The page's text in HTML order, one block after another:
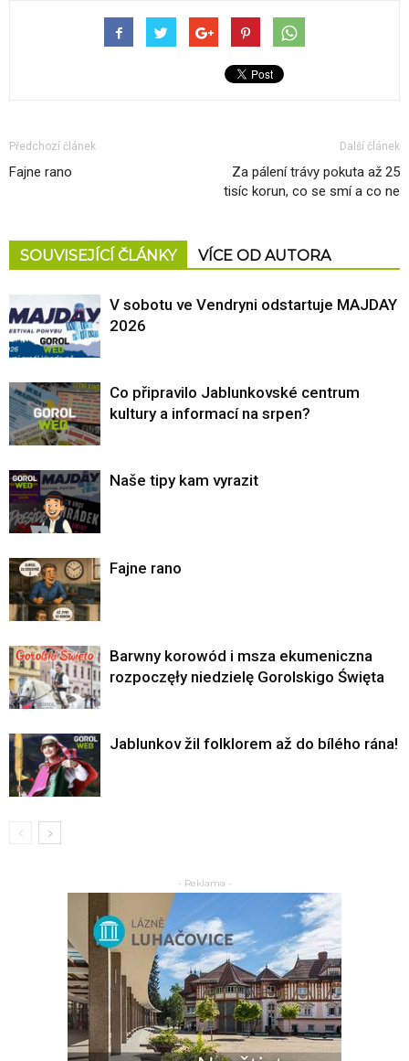
Předchozí článek
Fajne rano
Další článek
Za pálení trávy pokuta až 25
tisíc korun, co se smí a co ne
SOUVISEJÍCÍ ČLÁNKY VÍCE OD AUTORA
V sobotu ve Vendryni odstartuje MAJDAY
2026
Co připravilo Jablunkovské centrum
kultury a informací na srpen?
Naše tipy kam vyrazit
Fajne rano
Barwny korowód i msza ekumeniczna
rozpoczęły niedzielę Gorolskigo Święta
Jablunkov žil folklorem až do bílého rána!
- Reklama -